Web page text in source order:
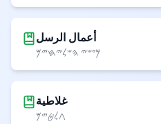
أعمال الرسل
𐤌𐤏𐤔𐤉 𐤄𐤔𐤋𐤉𐤇𐤉𐤌
غلاطية
𐤂𐤋𐤈𐤉𐤌